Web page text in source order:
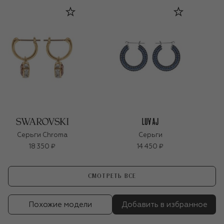
Серьги Chroma
18 350 ₽
Серьги
14 450 ₽
СМОТРЕТЬ ВСЕ
Похожие модели Добавить в избранное